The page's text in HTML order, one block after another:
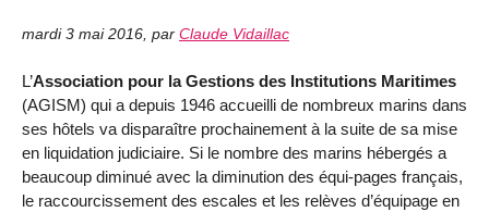
mardi 3 mai 2016 par Claude Vidaillac
L’Association pour la Gestions des Institutions Maritimes
(AGISM) qui a depuis 1946 accueilli de nombreux marins dans
ses hôtels va disparaître prochainement à la suite de sa mise
en liquidation judiciaire. Si le nombre des marins hébergés a
beaucoup diminué avec la diminution des équi-pages français,
le raccourcissement des escales et les relèves d’équipage en